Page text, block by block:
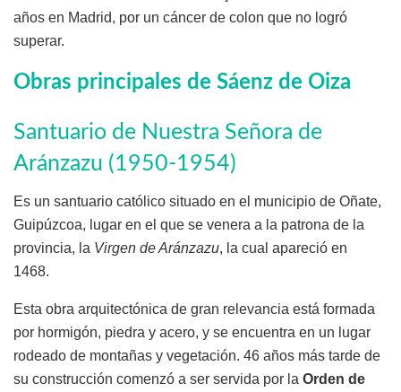
años en Madrid, por un cáncer de colon que no logró
superar.
Obras principales de Sáenz de Oiza
Santuario de Nuestra Señora de
Aránzazu (1950-1954)
Es un santuario católico situado en el municipio de Oñate,
Guipúzcoa, lugar en el que se venera a la patrona de la
provincia, la Virgen de Aránzazu, la cual apareció en
1468.
Esta obra arquitectónica de gran relevancia está formada
por hormigón, piedra y acero, y se encuentra en un lugar
rodeado de montañas y vegetación. 46 años más tarde de
su construcción comenzó a ser servida por la Orden de